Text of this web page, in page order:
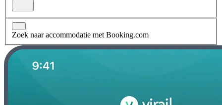
Zoek naar accommodatie met Booking.com